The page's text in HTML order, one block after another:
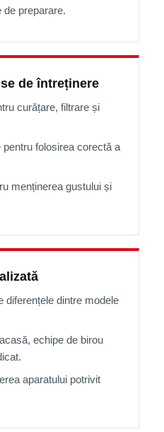
de preparare.
de întreținere
curățare, filtrare și
folosirea corectă a
menținerea gustului și
diferențele dintre modele
echipe de birou
aparatului potrivit